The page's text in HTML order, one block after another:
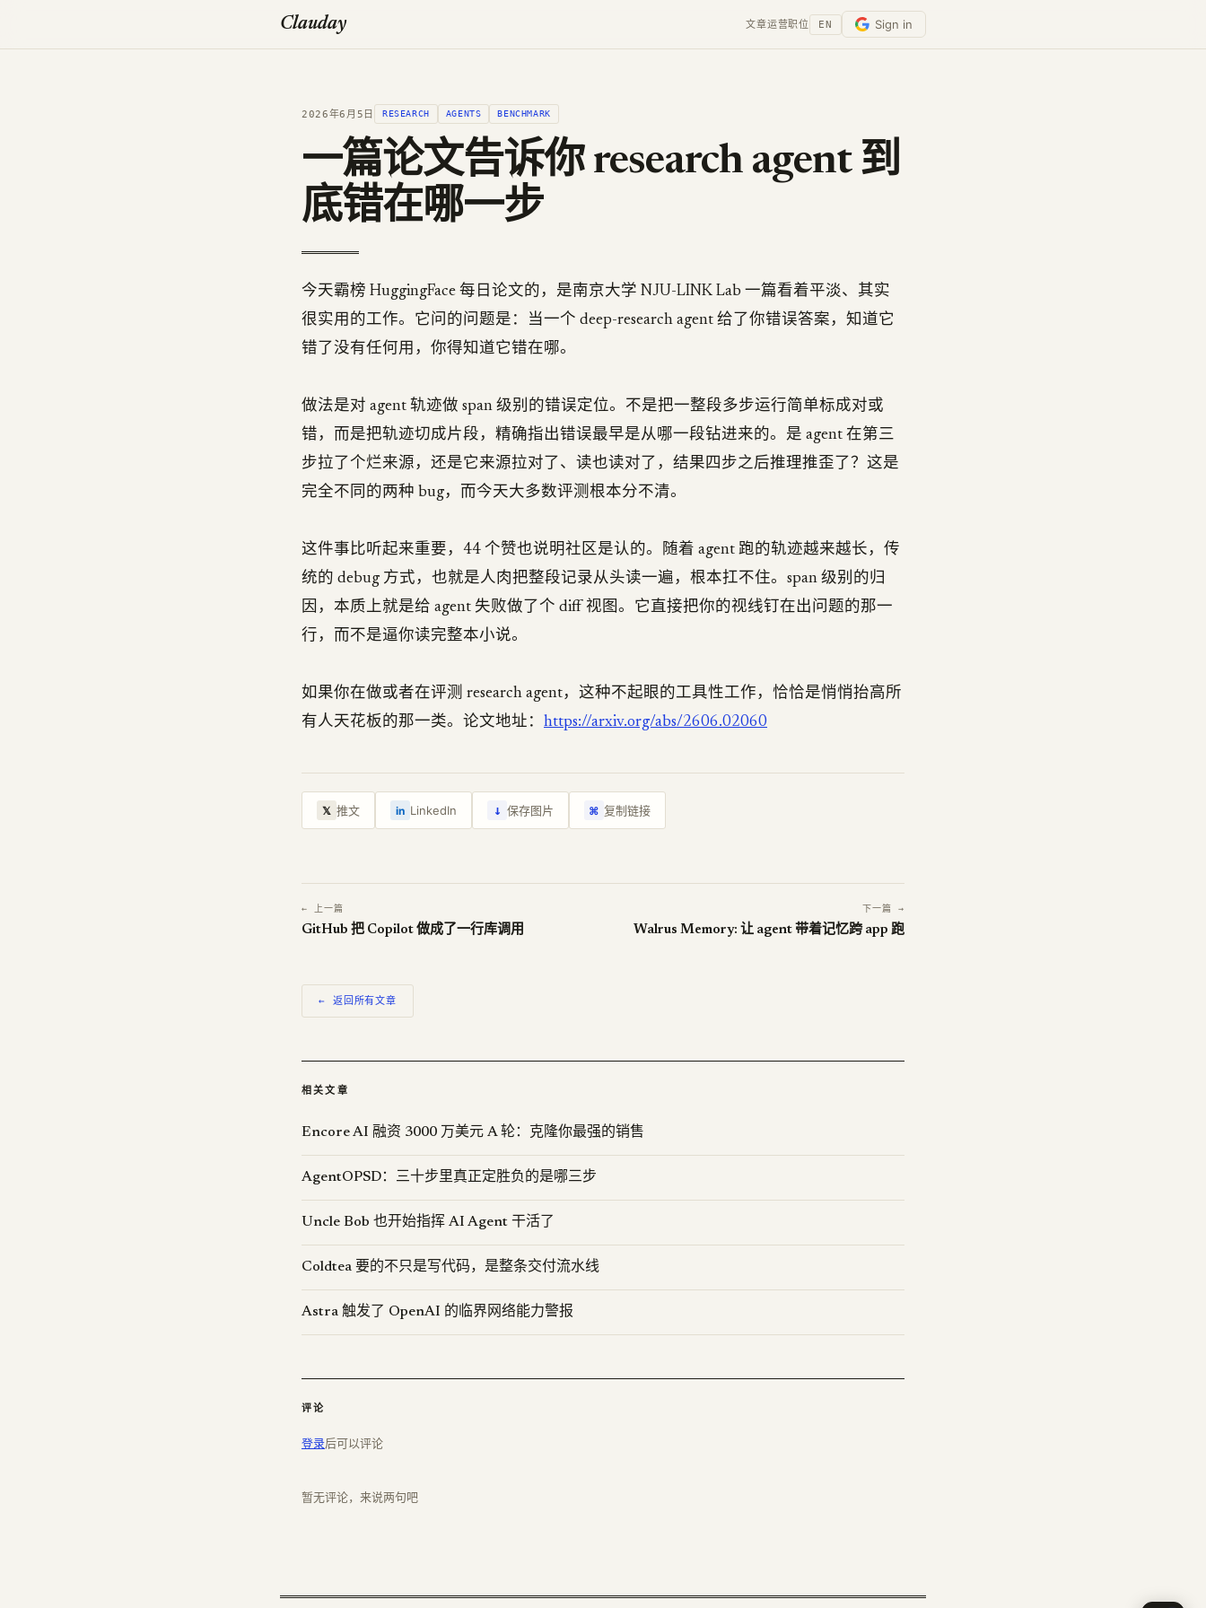
Clauday 文章运营职位 EN Sign in
2026年6月5日 RESEARCH AGENTS BENCHMARK
一篇论文告诉你 research agent 到
底错在哪一步
今天霸榜 HuggingFace 每日论文的，是南京大学 NJU-LINK Lab 一篇看着平淡、其实
很实用的工作。它问的问题是：当一个 deep-research agent 给了你错误答案，知道它
错了没有任何用，你得知道它错在哪。
做法是对 agent 轨迹做 span 级别的错误定位。不是把一整段多步运行简单标成对或
错，而是把轨迹切成片段，精确指出错误最早是从哪一段钻进来的。是 agent 在第三
步拉了个烂来源，还是它来源拉对了、读也读对了，结果四步之后推理推歪了？这是
完全不同的两种 bug，而今天大多数评测根本分不清。
这件事比听起来重要，44 个赞也说明社区是认的。随着 agent 跑的轨迹越来越长，传
统的 debug 方式，也就是人肉把整段记录从头读一遍，根本扛不住。span 级别的归
因，本质上就是给 agent 失败做了个 diff 视图。它直接把你的视线钉在出问题的那一
行，而不是逼你读完整本小说。
如果你在做或者在评测 research agent，这种不起眼的工具性工作，恰恰是悄悄抬高所
有人天花板的那一类。论文地址： https://arxiv.org/abs/2606.02060
𝕏 推文 in LinkedIn ↓ 保存图片 ⌘ 复制链接
← 上一篇
GitHub 把 Copilot 做成了一行库调用
下一篇 →
Walrus Memory: 让 agent 带着记忆跨 app 跑
← 返回所有文章
相关文章
Encore AI 融资 3000 万美元 A 轮：克隆你最强的销售
AgentOPSD：三十步里真正定胜负的是哪三步
Uncle Bob 也开始指挥 AI Agent 干活了
Coldtea 要的不只是写代码，是整条交付流水线
Astra 触发了 OpenAI 的临界网络能力警报
评论
登录后可以评论
暂无评论，来说两句吧